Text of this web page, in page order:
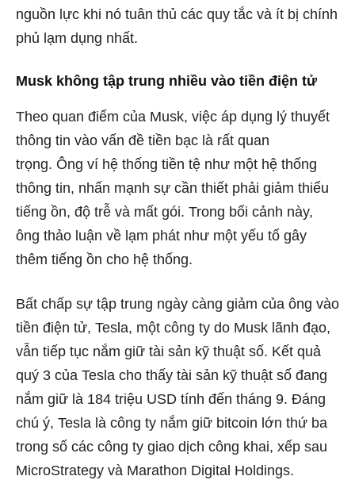
nguồn lực khi nó tuân thủ các quy tắc và ít bị chính
phủ lạm dụng nhất.
Musk không tập trung nhiều vào tiền điện tử
Theo quan điểm của Musk, việc áp dụng lý thuyết
thông tin vào vấn đề tiền bạc là rất quan
trọng. Ông ví hệ thống tiền tệ như một hệ thống
thông tin, nhấn mạnh sự cần thiết phải giảm thiểu
tiếng ồn, độ trễ và mất gói. Trong bối cảnh này,
ông thảo luận về lạm phát như một yếu tố gây
thêm tiếng ồn cho hệ thống.
Bất chấp sự tập trung ngày càng giảm của ông vào
tiền điện tử, Tesla, một công ty do Musk lãnh đạo,
vẫn tiếp tục nắm giữ tài sản kỹ thuật số. Kết quả
quý 3 của Tesla cho thấy tài sản kỹ thuật số đang
nắm giữ là 184 triệu USD tính đến tháng 9. Đáng
chú ý, Tesla là công ty nắm giữ bitcoin lớn thứ ba
trong số các công ty giao dịch công khai, xếp sau
MicroStrategy và Marathon Digital Holdings.